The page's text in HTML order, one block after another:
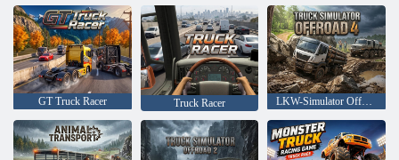
GT Truck Racer Truck Racer LKW-Simulator OffRoad 4